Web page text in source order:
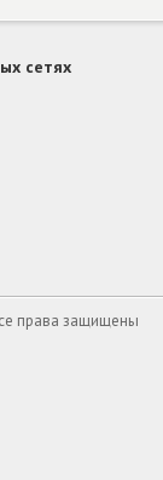
сетях
права защищены